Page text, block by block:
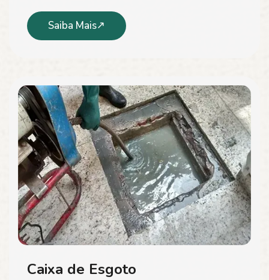
Saiba Mais
Caixa de Esgoto